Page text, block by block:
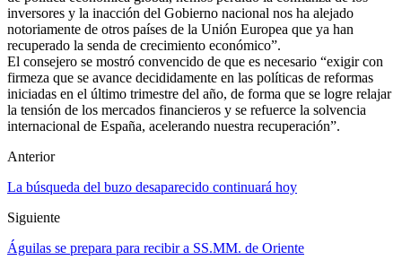
inversores y la inacción del Gobierno nacional nos ha alejado
notoriamente de otros países de la Unión Europea que ya han
recuperado la senda de crecimiento económico”.
El consejero se mostró convencido de que es necesario “exigir con
firmeza que se avance decididamente en las políticas de reformas
iniciadas en el último trimestre del año, de forma que se logre relajar
la tensión de los mercados financieros y se refuerce la solvencia
internacional de España, acelerando nuestra recuperación”.
Anterior
La búsqueda del buzo desaparecido continuará hoy
Siguiente
Águilas se prepara para recibir a SS.MM. de Oriente